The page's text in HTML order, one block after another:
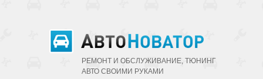
РЕМОНТ И ОБСЛУЖИВАНИЕ, ТЮНИНГ
АВТО CВОИМИ РУКАМИ